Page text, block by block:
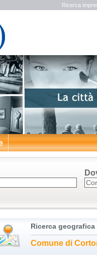
Ricerca
Ricerca
Comune di